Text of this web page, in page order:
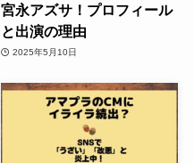
宮永アズサ！プロフィール
と出演の理由
2025年5月10日